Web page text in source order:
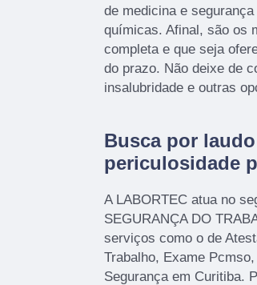
de medicina e
químicas. Afinal, são os
completa e que seja
do prazo. Não deixe de
insalubridade e outras
Busca por
periculosidade
A LABORTEC atua no
SEGURANÇA DO
serviços como o de
Trabalho, Exame
Segurança em Curitiba.